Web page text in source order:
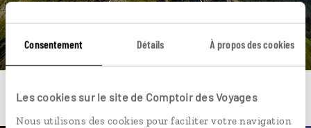
Consentement Détails À propos des cookies
Les cookies sur le site de Comptoir des Voyages
Nous utilisons des cookies pour faciliter votre navigation